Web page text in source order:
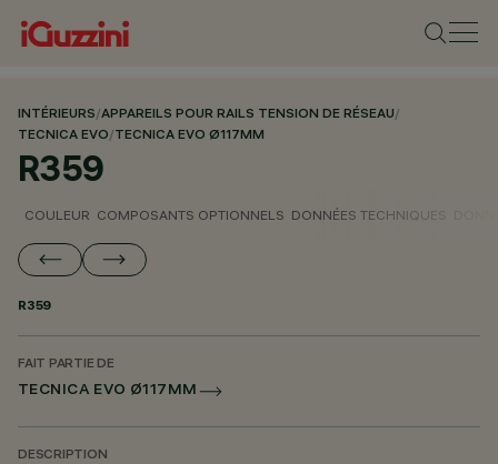
INTÉRIEURS/APPAREILS POUR RAILS TENSION DE RÉSEAU/
TECNICA EVO/TECNICA EVO Ø117MM
R359
COULEUR COMPOSANTS OPTIONNELS DONNÉES TECHNIQUES
R359
FAIT PARTIE DE
TECNICA EVO Ø117MM
DESCRIPTION